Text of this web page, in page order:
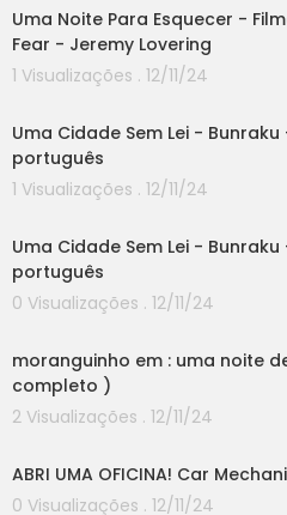
Uma Noite Para Esquecer -
Fear - Jeremy Lovering
1 Visualizações . 12/11/24
Uma Cidade Sem Lei -
português
1 Visualizações . 12/11/24
Uma Cidade Sem Lei -
português
0 Visualizações . 12/11/24
moranguinho em : uma noite
completo )
2 Visualizações . 12/11/24
ABRI UMA OFICINA! Car
0 Visualizações . 12/11/24